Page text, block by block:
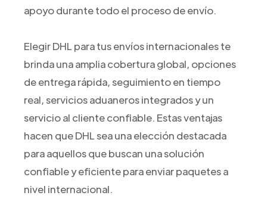
apoyo durante todo el proceso de envío.
Elegir DHL para tus envíos internacionales te
brinda una amplia cobertura global, opciones
de entrega rápida, seguimiento en tiempo
real, servicios aduaneros integrados y un
servicio al cliente confiable. Estas ventajas
hacen que DHL sea una elección destacada
para aquellos que buscan una solución
confiable y eficiente para enviar paquetes a
nivel internacional.